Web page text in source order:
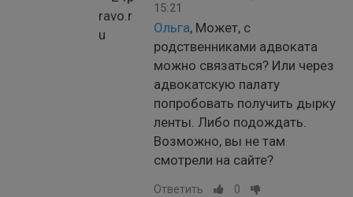
15:21
Ольга, Может, с
родственниками адвоката
можно связаться? Или через
адвокатскую палату
попробовать получить дырку
ленты. Либо подождать.
Возможно, вы не там
смотрели на сайте?
Ответить 0